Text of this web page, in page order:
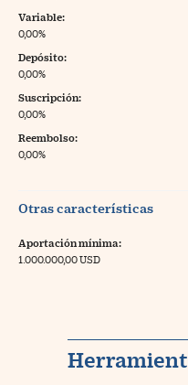
Variable:
0,00%
Depósito:
0,00%
Suscripción:
0,00%
Reembolso:
0,00%
Otras características
Aportación mínima:
1.000.000,00 USD